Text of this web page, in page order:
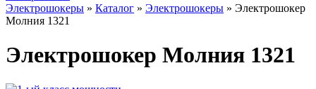
Электрошокеры » Каталог » Электрошокеры » Электрошокер
Молния 1321
Электрошокер Молния 1321